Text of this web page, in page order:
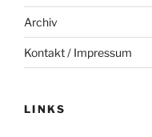
Archiv
Kontakt / Impressum
LINKS